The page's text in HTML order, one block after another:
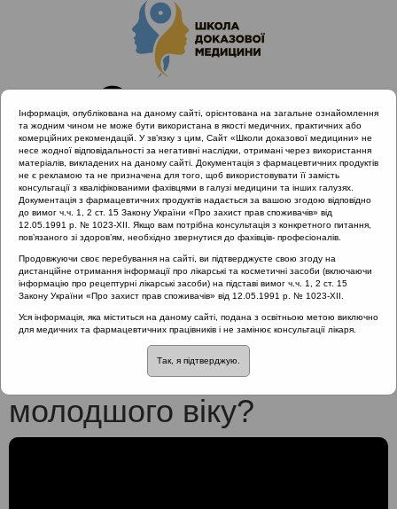
Головна
Проведені заходи
Гострий риносинусит та отит з позицій Icpc-2. Львів
21.02.2019
Чи правомірний діагноз «‎риносинусит» для дітей
молодшого віку?‎
Чи правомірний діагноз
«‎риносинусит» для дітей
молодшого віку?‎
Інформація, опублікована на даному сайті, орієнтована на загальне ознайомлення
та жодним чином не може бути використана в якості медичних, практичних або
комерційних рекомендацій. У зв’язку з цим, Сайт «Школи доказової медицини» не
несе жодної відповідальності за негативні наслідки, отримані через використання
матеріалів, викладених на даному сайті. Документація з фармацевтичних продуктів
не є рекламою та не призначена для того, щоб використовувати її замість
консультації з кваліфікованими фахівцями в галузі медицини та інших галузях.
Документація з фармацевтичних продуктів надається за вашою згодою відповідно
до вимог ч.ч. 1, 2 ст. 15 Закону України «Про захист прав споживачів» від
12.05.1991 р. № 1023-XII. Якщо вам потрібна консультація з конкретного питання,
пов’язаного зі здоров’ям, необхідно звернутися до фахівців- професіоналів.
Продовжуючи своє перебування на сайті, ви підтверджуєте свою згоду на
дистанційне отримання інформації про лікарські та косметичні засоби (включаючи
інформацію про рецептурні лікарські засоби) на підставі вимог ч.ч. 1, 2 ст. 15
Закону України «Про захист прав споживачів» від 12.05.1991 р. № 1023-XII.
Уся інформація, яка міститься на даному сайті, подана з освітньою метою виключно
для медичних та фармацевтичних працівників і не замінює консультації лікаря.
Так, я підтверджую.